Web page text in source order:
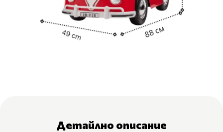
Детайлно описание